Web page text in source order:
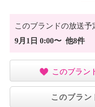
このブランドの放送予
9月1日 0:00〜 他8件
このブラン
このブラン